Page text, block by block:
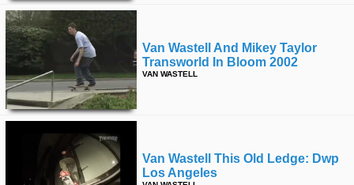
Van Wastell And Mikey Taylor
Transworld In Bloom 2002
VAN WASTELL
Van Wastell This Old Ledge: Dwp
Los Angeles